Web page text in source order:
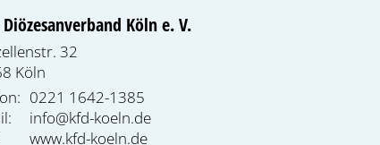
Köln e. V.
32
Köln
0221 1642-1385
info@kfd-koeln.de
www.kfd-koeln.de